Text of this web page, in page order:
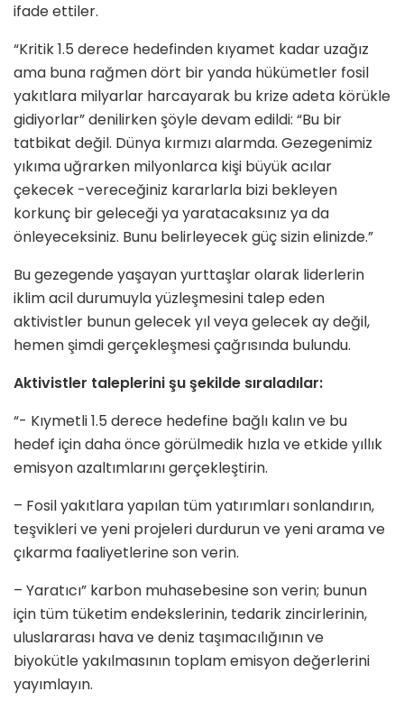
ifade ettiler.
“Kritik 1.5 derece hedefinden kıyamet kadar uzağız
ama buna rağmen dört bir yanda hükümetler fosil
yakıtlara milyarlar harcayarak bu krize adeta körükle
gidiyorlar” denilirken şöyle devam edildi: “Bu bir
tatbikat değil. Dünya kırmızı alarmda. Gezegenimiz
yıkıma uğrarken milyonlarca kişi büyük acılar
çekecek -vereceğiniz kararlarla bizi bekleyen
korkunç bir geleceği ya yaratacaksınız ya da
önleyeceksiniz. Bunu belirleyecek güç sizin elinizde.”
Bu gezegende yaşayan yurttaşlar olarak liderlerin
iklim acil durumuyla yüzleşmesini talep eden
aktivistler bunun gelecek yıl veya gelecek ay değil,
hemen şimdi gerçekleşmesi çağrısında bulundu.
Aktivistler taleplerini şu şekilde sıraladılar:
“- Kıymetli 1.5 derece hedefine bağlı kalın ve bu
hedef için daha önce görülmedik hızla ve etkide yıllık
emisyon azaltımlarını gerçekleştirin.
– Fosil yakıtlara yapılan tüm yatırımları sonlandırın,
teşvikleri ve yeni projeleri durdurun ve yeni arama ve
çıkarma faaliyetlerine son verin.
– Yaratıcı” karbon muhasebesine son verin; bunun
için tüm tüketim endekslerinin, tedarik zincirlerinin,
uluslararası hava ve deniz taşımacılığının ve
biyokütle yakılmasının toplam emisyon değerlerini
yayımlayın.